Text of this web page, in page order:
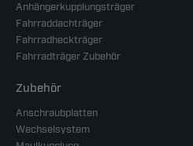
Anhängerkupplungsträger
Fahrraddachträger
Fahrradheckträger
Fahrradträger Zubehör
Zubehör
Anschraubplatten
Wechselsystem